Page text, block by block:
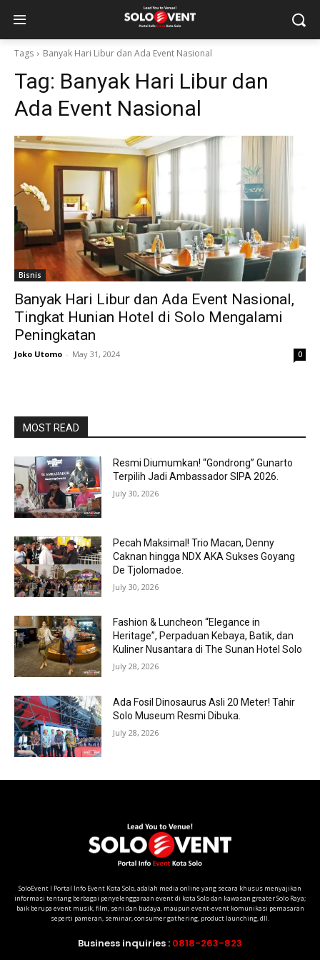
Tags Banyak Hari Libur dan Ada Event Nasional
Tag: Banyak Hari Libur dan
Ada Event Nasional
Bisnis
Banyak Hari Libur dan Ada Event Nasional,
Tingkat Hunian Hotel di Solo Mengalami
Peningkatan
Joko Utomo - May 31, 2024 0
MOST READ
Resmi Diumumkan! “Gondrong” Gunarto
Terpilih Jadi Ambassador SIPA 2026.
July 30, 2026
Pecah Maksimal! Trio Macan, Denny
Caknan hingga NDX AKA Sukses Goyang
De Tjolomadoe.
July 30, 2026
Fashion & Luncheon “Elegance in
Heritage”, Perpaduan Kebaya, Batik, dan
Kuliner Nusantara di The Sunan Hotel Solo
July 28, 2026
Ada Fosil Dinosaurus Asli 20 Meter! Tahir
Solo Museum Resmi Dibuka.
July 28, 2026
SoloEvent I Portal Info Event Kota Solo, adalah media online yang secara khusus menyajikan
informasi tentang berbagai penyelenggaraan event di kota Solo dan kawasan greater Solo Raya;
baik berupa event musik, film, seni dan budaya, maupun event-event komunikasi pemasaran
seperti pameran, seminar, consumer gathering, product launching, dll.
Business inquiries : 0818-263-823